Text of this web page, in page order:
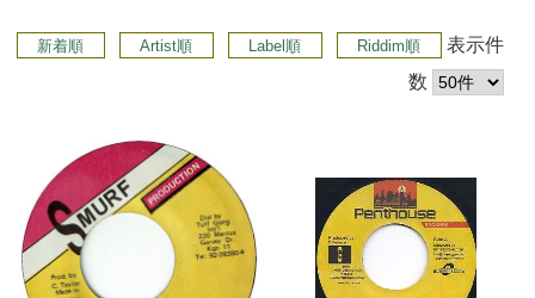
新着順 Artist順 Label順 Riddim順
表示件
数